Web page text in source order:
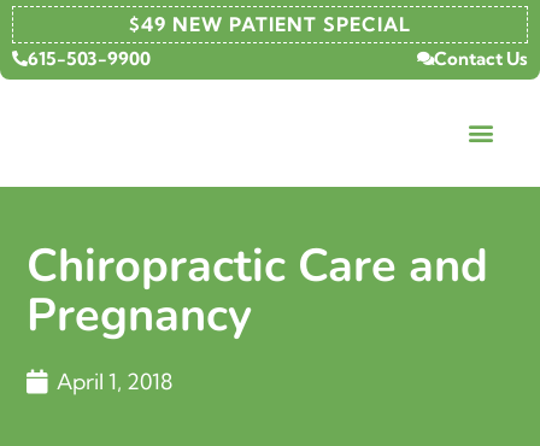
$49 NEW PATIENT SPECIAL
615-503-9900 Contact Us
Chiropractic Care and
Pregnancy
April 1, 2018